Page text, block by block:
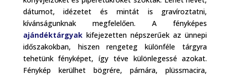
dátumot, idézetet és mintát is gravíroztatni,
kívánságunknak megfelelően. A fényképes
ajándéktárgyakkifejezetten népszerűek az ünnepi
időszakokban, hiszen rengeteg különféle tárgyra
tehetünk fényképet, így téve különlegessé azokat.
Fénykép kerülhet bögrére, párnára, plüssmacira,